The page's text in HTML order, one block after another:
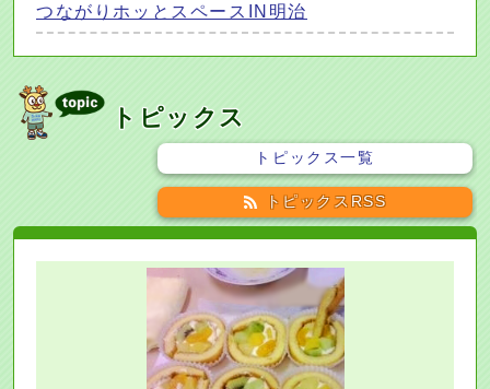
つながりホッとスペースIN明治
トピックス
トピックス一覧
トピックスRSS